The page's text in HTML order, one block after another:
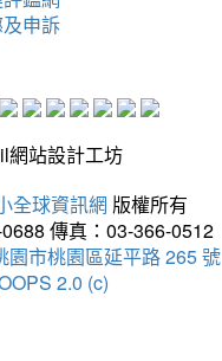
申訴
網站設計工坊
全球資訊網 版權所有
傳真：03-366-0512
園市桃園區延平路 265 號
2.0 (c)